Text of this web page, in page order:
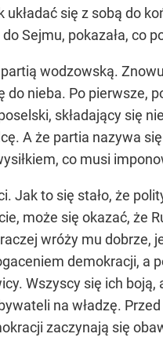
układać się z sobą do
Sejmu, pokazała,
wodzowską.
nieba. Po pierwsze,
składający się
A że partia nazywa
co musi
Jak to się stało, że
może się okazać, że
wróży mu dobrze,
demokracji, a
Wszyscy się ich
na władzę.
zaczynają się